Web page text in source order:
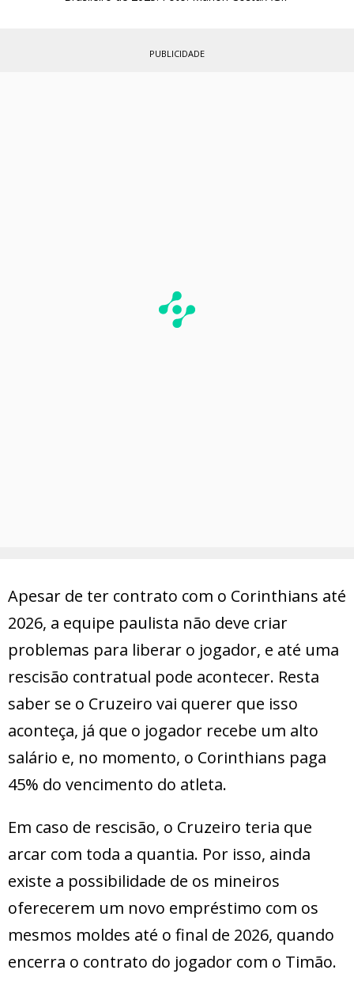
PUBLICIDADE
Apesar de ter contrato com o Corinthians até
2026, a equipe paulista não deve criar
problemas para liberar o jogador, e até uma
rescisão contratual pode acontecer. Resta
saber se o Cruzeiro vai querer que isso
aconteça, já que o jogador recebe um alto
salário e, no momento, o Corinthians paga
45% do vencimento do atleta.
Em caso de rescisão, o Cruzeiro teria que
arcar com toda a quantia. Por isso, ainda
existe a possibilidade de os mineiros
oferecerem um novo empréstimo com os
mesmos moldes até o final de 2026, quando
encerra o contrato do jogador com o Timão.